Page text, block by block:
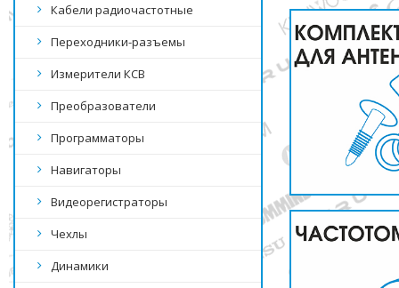
Кабели радиочастотные
Переходники-разъемы
Измерители КСВ
Преобразователи
Программаторы
Навигаторы
Видеорегистраторы
Чехлы
Динамики